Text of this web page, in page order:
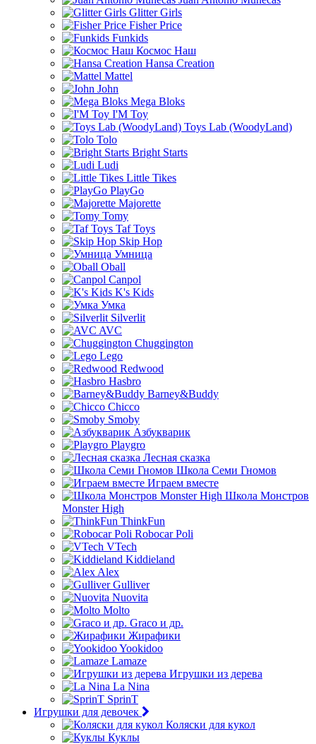
Glitter Girls
Fisher Price
Funkids
Космос Наш
Hansa Creation
Mattel
John
Mega Bloks
I'M Toy
Toys Lab (WoodyLand)
Tolo
Bright Starts
Ludi
Little Tikes
PlayGo
Majorette
Tomy
Taf Toys
Skip Hop
Умница
Oball
Canpol
K's Kids
Умка
Silverlit
AVC
Chuggington
Lego
Redwood
Hasbro
Barney&Buddy
Chicco
Smoby
Азбукварик
Playgro
Лесная сказка
Школа Семи Гномов
Играем вместе
Школа Монстров
Monster High
ThinkFun
Robocar Poli
VTech
Kiddieland
Alex
Gulliver
Nuovita
Molto
Graco и др.
Жирафики
Yookidoo
Lamaze
Игрушки из дерева
La Nina
SprinT
Игрушки для девочек
Коляски для кукол
Куклы